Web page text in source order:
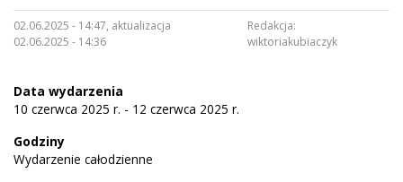
02.06.2025 - 14:47, aktualizacja
02.06.2025 - 14:36
Redakcja:
wiktoriakubiaczyk
Data wydarzenia
10 czerwca 2025 r. - 12 czerwca 2025 r.
Godziny
Wydarzenie całodzienne